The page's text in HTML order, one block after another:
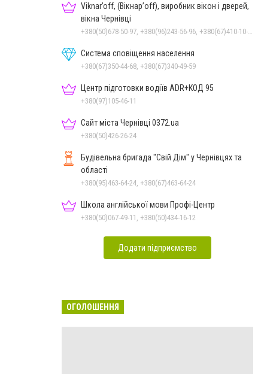
Viknar’off, (Вікнар’off), виробник вікон і дверей,
вікна Чернівці
Система сповіщення населення
+380(67)350-44-68, +380(67)340-49-59
Центр підготовки водіїв ADR+КОД 95
+380(97)105-46-11
Сайт міста Чернівці 0372.ua
+380(50)426-26-24
Будівельна бригада "Свій Дім" у Чернівцях та
області
+380(95)463-64-24, +380(67)463-64-24
Школа англійської мови Профі-Центр
+380(50)067-49-11, +380(50)434-16-12
Додати підприємство
ОГОЛОШЕННЯ